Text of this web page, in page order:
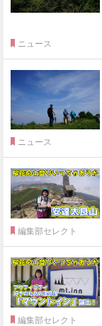
ニュース
ニュース
編集部セレクト
編集部セレクト